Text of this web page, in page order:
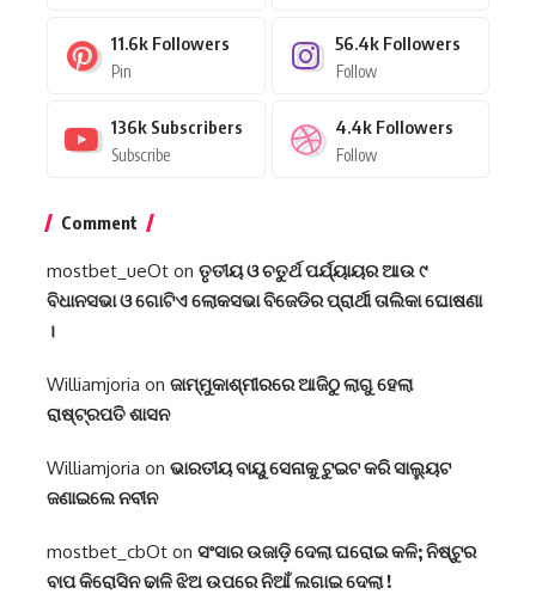
11.6k Followers
Pin
56.4k Followers
Follow
136k Subscribers
Subscribe
4.4k Followers
Follow
Comment
mostbet_ueOt on ତୃତୀୟ ଓ ଚତୁର୍ଥ ପର୍ଯ୍ୟାୟର ଆଉ ୯
ବିଧାନସଭା ଓ ଗୋଟିଏ ଲୋକସଭା ବିଜେଡିର ପ୍ରାର୍ଥୀ ତାଲିକା ଘୋଷଣା
।
Williamjoria on ଜାମ୍ମୁକାଶ୍ମୀରରେ ଆଜିଠୁ ଲାଗୁ ହେଲା
ରାଷ୍ଟ୍ରପତି ଶାସନ
Williamjoria on ଭାରତୀୟ ବାୟୁ ସେନାକୁ ଟୁଇଟ କରି ସାଲ୍ୟୁଟ
ଜଣାଇଲେ ନବୀନ
mostbet_cbOt on ସଂସାର ଉଜାଡ଼ି ଦେଲା ଘରୋଇ କଳି; ନିଷ୍ଟୁର
ବାପ କିରୋସିନ ଢାଳି ଝିଅ ଉପରେ ନିଆଁ ଲଗାଇ ଦେଲା !